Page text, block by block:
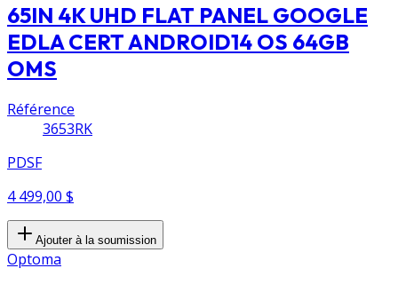
65IN 4K UHD FLAT PANEL GOOGLE
EDLA CERT ANDROID14 OS 64GB
OMS
Référence
3653RK
PDSF
4 499,00 $
Ajouter à la soumission
Optoma